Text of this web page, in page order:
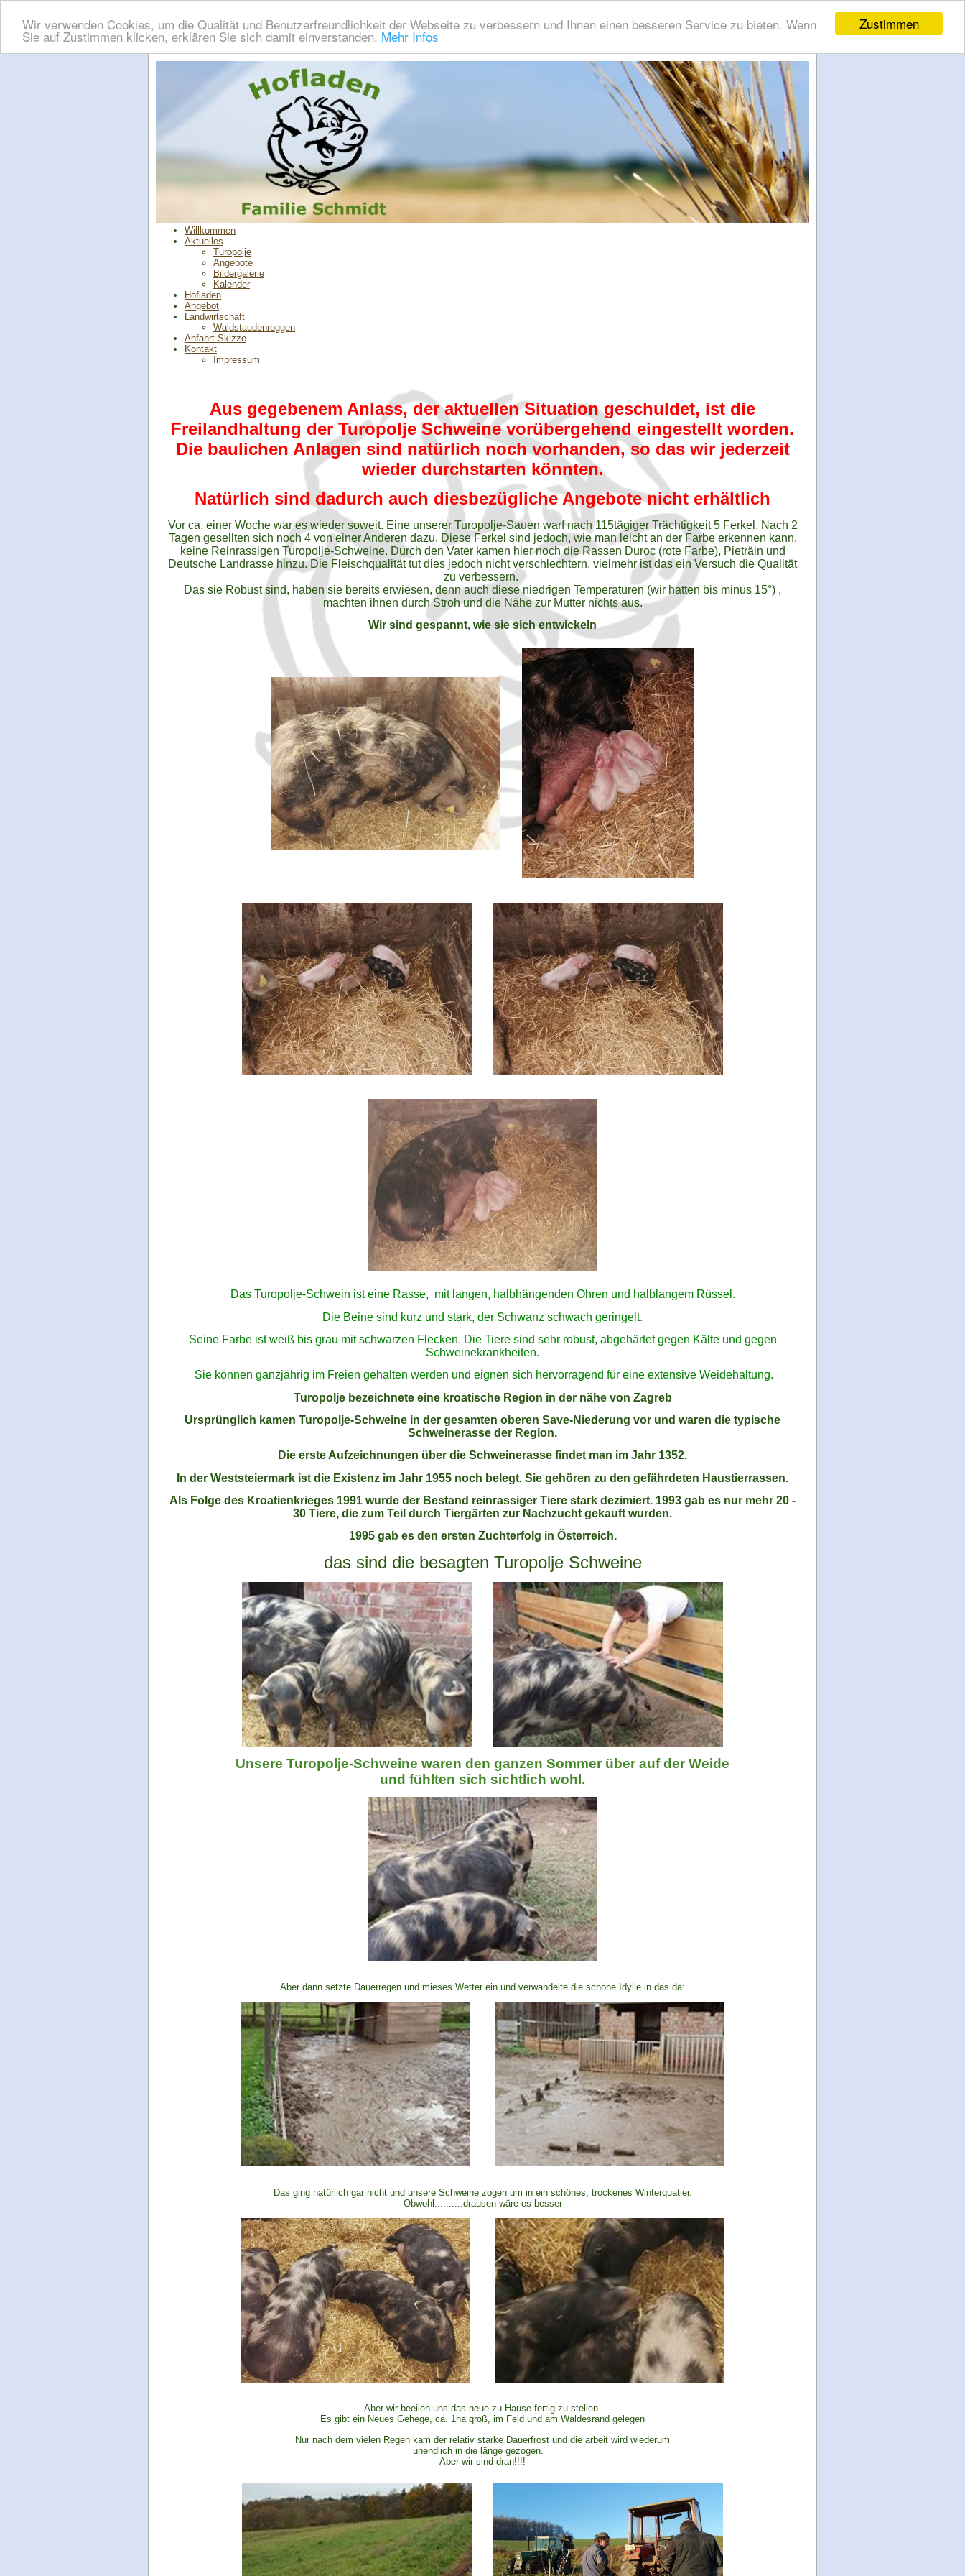
Zustimmen
Wir verwenden Cookies, um die Qualität und Benutzerfreundlichkeit der Webseite zu verbessern und Ihnen einen besseren Service zu bieten. Wenn
Sie auf Zustimmen klicken, erklären Sie sich damit einverstanden. Mehr Infos
Willkommen
Aktuelles
Turopolje
Angebote
Bildergalerie
Kalender
Hofladen
Angebot
Landwirtschaft
Waldstaudenroggen
Anfahrt-Skizze
Kontakt
Impressum
Aus gegebenem Anlass, der aktuellen Situation geschuldet, ist die
Freilandhaltung der Turopolje Schweine vorübergehend eingestellt worden.
Die baulichen Anlagen sind natürlich noch vorhanden, so das wir jederzeit
wieder durchstarten könnten.
Natürlich sind dadurch auch diesbezügliche Angebote nicht erhältlich
Vor ca. einer Woche war es wieder soweit. Eine unserer Turopolje-Sauen warf nach 115tägiger Trächtigkeit 5 Ferkel. Nach 2
Tagen gesellten sich noch 4 von einer Anderen dazu. Diese Ferkel sind jedoch, wie man leicht an der Farbe erkennen kann,
keine Reinrassigen Turopolje-Schweine. Durch den Vater kamen hier noch die Rassen Duroc (rote Farbe), Pieträin und
Deutsche Landrasse hinzu. Die Fleischqualität tut dies jedoch nicht verschlechtern, vielmehr ist das ein Versuch die Qualität
zu verbessern.
Das sie Robust sind, haben sie bereits erwiesen, denn auch diese niedrigen Temperaturen (wir hatten bis minus 15°) ,
machten ihnen durch Stroh und die Nähe zur Mutter nichts aus.
Wir sind gespannt, wie sie sich entwickeln
Das Turopolje-Schwein ist eine Rasse, mit langen, halbhängenden Ohren und halblangem Rüssel.
Die Beine sind kurz und stark, der Schwanz schwach geringelt.
Seine Farbe ist weiß bis grau mit schwarzen Flecken. Die Tiere sind sehr robust, abgehärtet gegen Kälte und gegen
Schweinekrankheiten.
Sie können ganzjährig im Freien gehalten werden und eignen sich hervorragend für eine extensive Weidehaltung.
Turopolje bezeichnete eine kroatische Region in der nähe von Zagreb
Ursprünglich kamen Turopolje-Schweine in der gesamten oberen Save-Niederung vor und waren die typische
Schweinerasse der Region.
Die erste Aufzeichnungen über die Schweinerasse findet man im Jahr 1352.
In der Weststeiermark ist die Existenz im Jahr 1955 noch belegt. Sie gehören zu den gefährdeten Haustierrassen.
Als Folge des Kroatienkrieges 1991 wurde der Bestand reinrassiger Tiere stark dezimiert. 1993 gab es nur mehr 20 -
30 Tiere, die zum Teil durch Tiergärten zur Nachzucht gekauft wurden.
1995 gab es den ersten Zuchterfolg in Österreich.
das sind die besagten Turopolje Schweine
​Unsere Turopolje-Schweine waren den ganzen Sommer über auf der Weide
und fühlten sich sichtlich wohl.
Aber dann setzte Dauerregen und mieses Wetter ein und verwandelte die schöne Idylle in das da:
Das ging natürlich gar nicht und unsere Schweine zogen um in ein schönes, trockenes Winterquatier.
Obwohl..........drausen wäre es besser
Aber wir beeilen uns das neue zu Hause fertig zu stellen.
Es gibt ein Neues Gehege, ca. 1ha groß, im Feld und am Waldesrand gelegen
Nur nach dem vielen Regen kam der relativ starke Dauerfrost und die arbeit wird wiederum
unendlich in die länge gezogen.
Aber wir sind dran!!!!